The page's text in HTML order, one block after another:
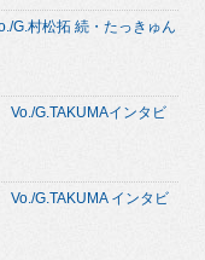
G.村松拓 続・たっきゅん
Vo./G.TAKUMAインタビ
Vo./G.TAKUMA インタビ